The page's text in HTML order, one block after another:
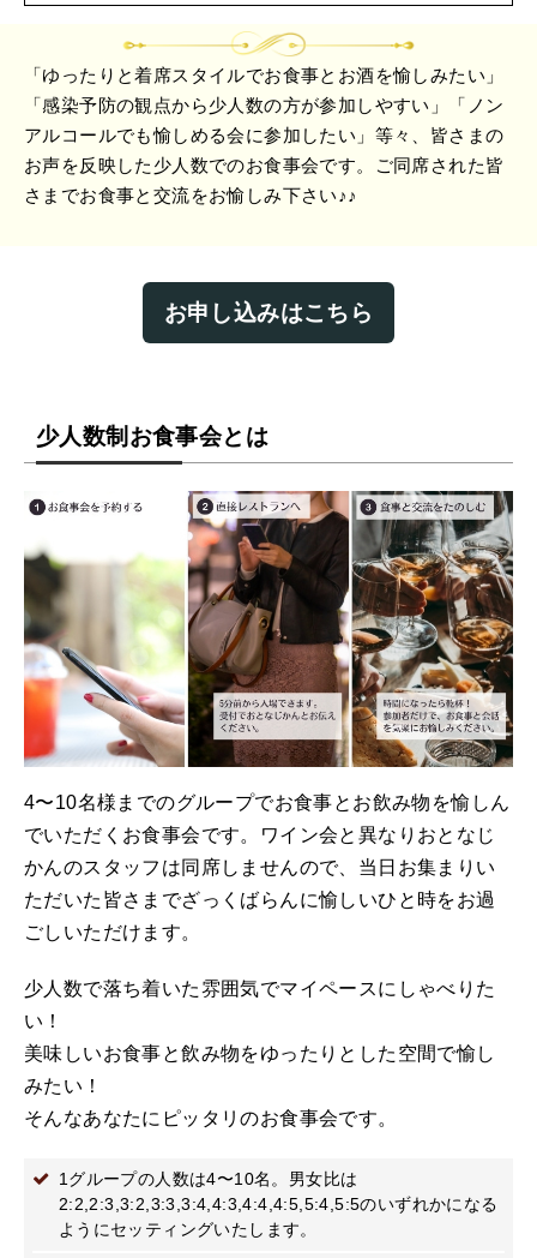
「ゆったりと着席スタイルでお食事とお酒を愉しみたい」
「感染予防の観点から少人数の方が参加しやすい」「ノン
アルコールでも愉しめる会に参加したい」等々、皆さまの
お声を反映した少人数でのお食事会です。ご同席された皆
さまでお食事と交流をお愉しみ下さい♪♪
お申し込みはこちら
少人数制お食事会とは
4〜10名様までのグループでお食事とお飲み物を愉しん
でいただくお食事会です。ワイン会と異なりおとなじ
かんのスタッフは同席しませんので、当日お集まりい
ただいた皆さまでざっくばらんに愉しいひと時をお過
ごしいただけます。
少人数で落ち着いた雰囲気でマイペースにしゃべりた
い！
美味しいお食事と飲み物をゆったりとした空間で愉し
みたい！
そんなあなたにピッタリのお食事会です。
1グループの人数は4〜10名。男女比は
2:2,2:3,3:2,3:3,3:4,4:3,4:4,4:5,5:4,5:5のいずれかになる
ようにセッティングいたします。